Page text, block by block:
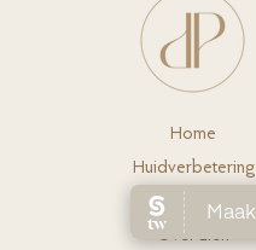
Home
Huidverbetering
Laserontharing
Ov er Lien